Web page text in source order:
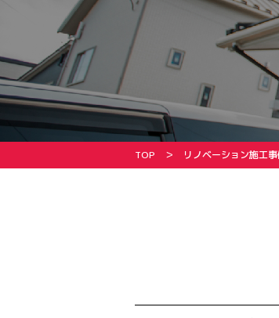
TOP リノベーション施工事